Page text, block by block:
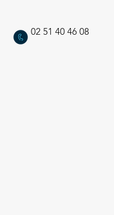
02 51 40 46 08